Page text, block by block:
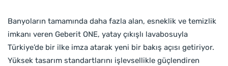
Banyoların tamamında daha fazla alan, esneklik ve temizlik
imkanı veren Geberit ONE, yatay çıkışlı lavabosuyla
Türkiye’de bir ilke imza atarak yeni bir bakış açısı getiriyor.
Yüksek tasarım standartlarını işlevsellikle güçlendiren